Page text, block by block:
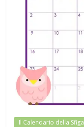
Il Calendario della Sfiga